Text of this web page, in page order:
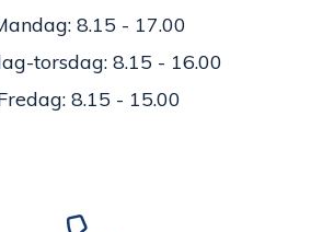
8.15 - 17.00
torsdag: 8.15 - 16.00
8.15 - 15.00